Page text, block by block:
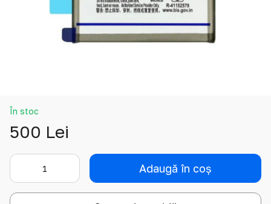
În stoc
500 Lei
Adaugă în coș